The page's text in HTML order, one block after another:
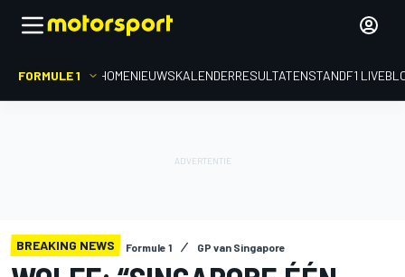
FORMULE 1 HOMENIEUWSKALENDERRESULTATENSTANDF1
BREAKING NEWS Formule 1 GP van Singapore